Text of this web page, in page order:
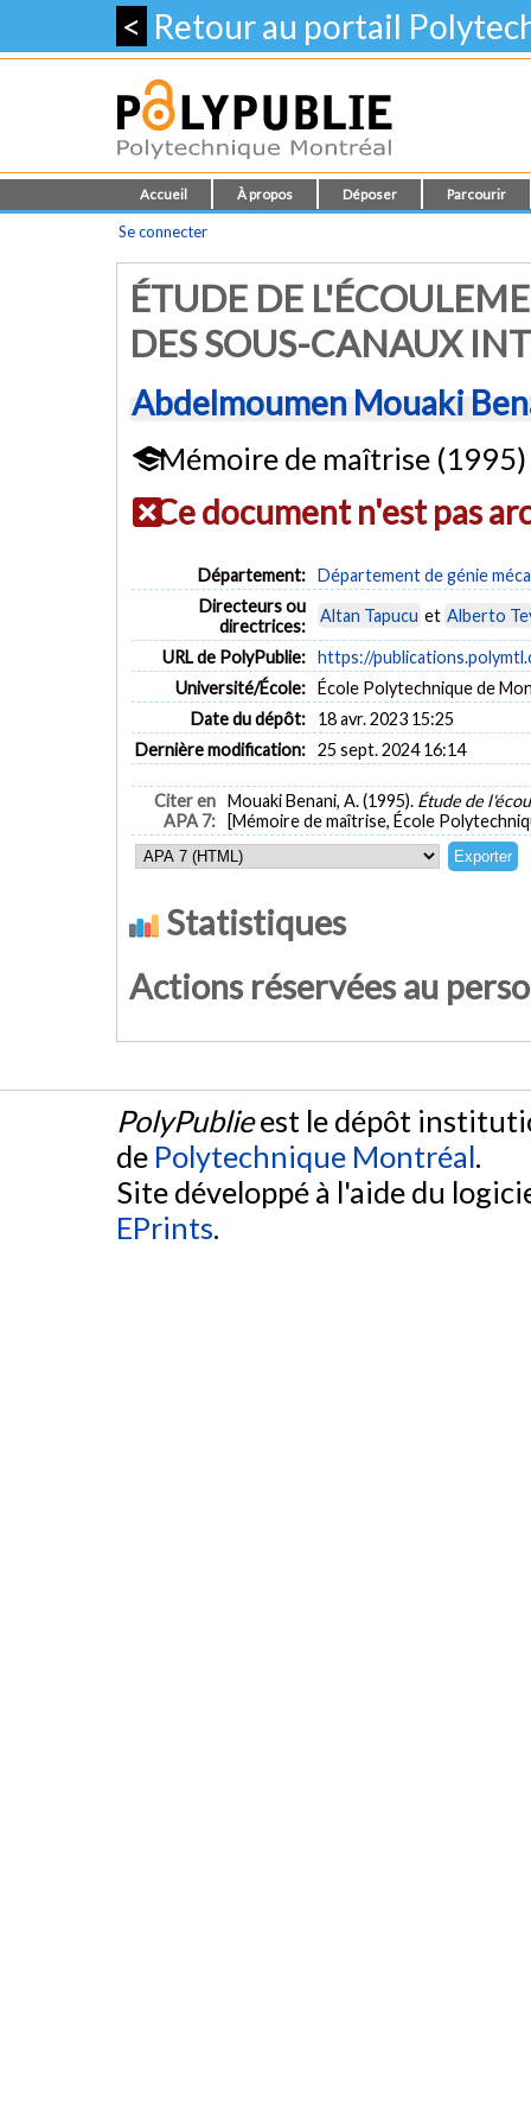
< Retour au portail
Accueil À propos Déposer Parcourir
Se connecter
ÉTUDE DE
DES SOUS-CANAUX
Abdelmoumen Mouaki
Mémoire de maîtrise (1995)
Ce document n'est pas
Département: Département de génie
Directeurs ou
directrices:
Altan Tapucu et Alberto
URL de PolyPublie: https://
Université/École: École Polytechnique de
Date du dépôt:
18 avr. 2023 15:25
Dernière modification: 25 sept. 2024 16:14
Citer en
APA 7:
Mouaki Benani, A. (1995). Étude de
[Mémoire de maîtrise, École
Statistiques
Actions réservées au
PolyPublieest le dépôt
de Polytechnique Montréal.
Site développé à l'aide du
EPrints.